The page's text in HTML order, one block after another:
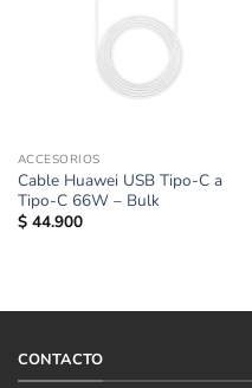
ACCESORIOS
Cable Huawei USB Tipo-C a
Tipo-C 66W – Bulk
$44.900
CONTACTO